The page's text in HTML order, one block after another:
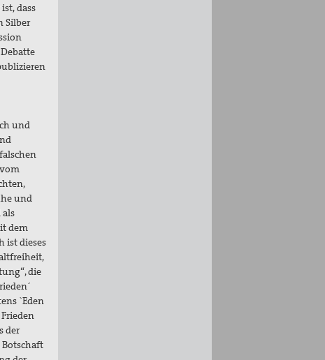
dass
Silber
und
und
als
dem
ist dieses
die
`Eden
der